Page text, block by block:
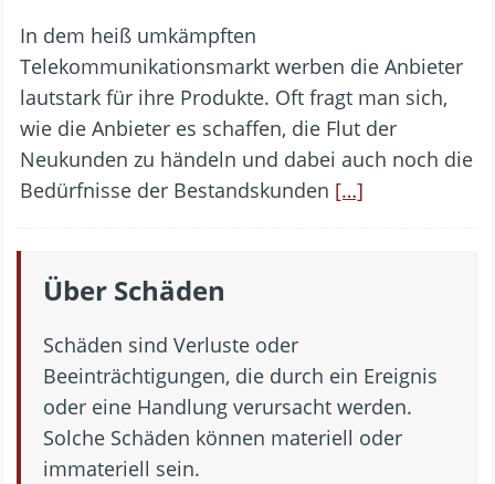
In dem heiß umkämpften
Telekommunikationsmarkt werben die Anbieter
lautstark für ihre Produkte. Oft fragt man sich,
wie die Anbieter es schaffen, die Flut der
Neukunden zu händeln und dabei auch noch die
Bedürfnisse der Bestandskunden […]
Über Schäden
Schäden sind Verluste oder
Beeinträchtigungen, die durch ein Ereignis
oder eine Handlung verursacht werden.
Solche Schäden können materiell oder
immateriell sein.